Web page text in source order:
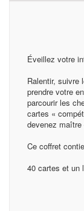
Éveillez votre
Ralentir, suivre
prendre votre
parcourir les
cartes «
devenez
Ce coffret
40 cartes et un